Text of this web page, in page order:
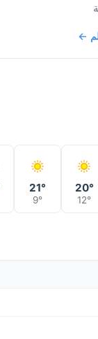
←
20°
12°
21°
9°